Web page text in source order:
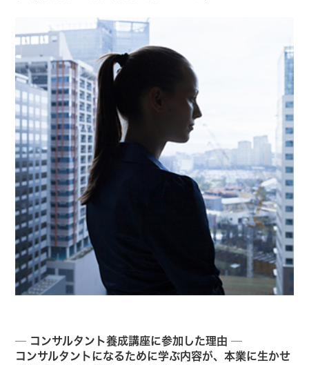
─ コンサルタント養成講座に参加した理由 ─
コンサルタントになるために学ぶ内容が、本業に生かせ